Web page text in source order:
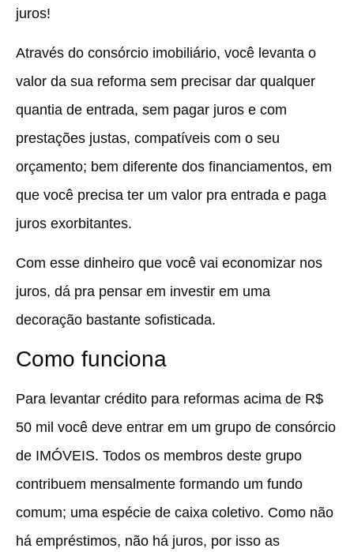
juros!
Através do consórcio imobiliário, você levanta o
valor da sua reforma sem precisar dar qualquer
quantia de entrada, sem pagar juros e com
prestações justas, compatíveis com o seu
orçamento; bem diferente dos financiamentos, em
que você precisa ter um valor pra entrada e paga
juros exorbitantes.
Com esse dinheiro que você vai economizar nos
juros, dá pra pensar em investir em uma
decoração bastante sofisticada.
Como funciona
Para levantar crédito para reformas acima de R$
50 mil você deve entrar em um grupo de consórcio
de IMÓVEIS. Todos os membros deste grupo
contribuem mensalmente formando um fundo
comum; uma espécie de caixa coletivo. Como não
há empréstimos, não há juros, por isso as